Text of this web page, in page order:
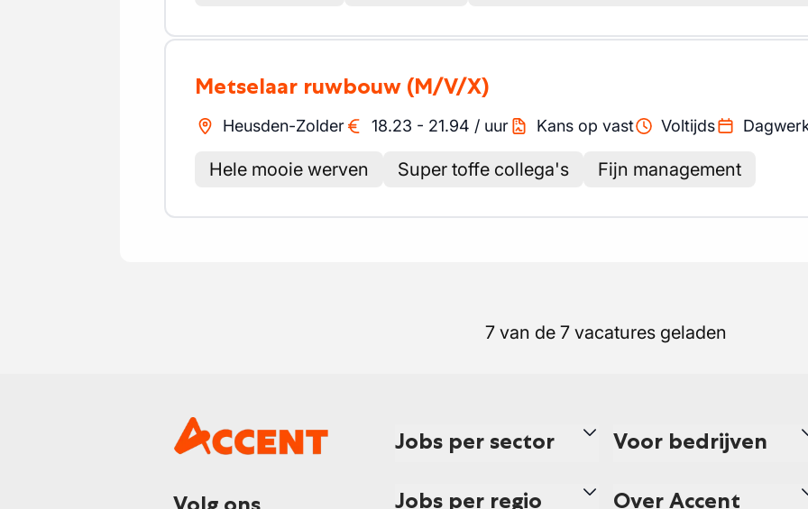
Metselaar ruwbouw (M/V/X)
Heusden-Zolder 18.23 - 21.94 / uur Kans op vast Voltijds
Hele mooie werven Super toffe collega's Fijn management
7 van de 7 vacatures geladen
Jobs per sector
Jobs per regio
Voor bedrijven
Over Accent